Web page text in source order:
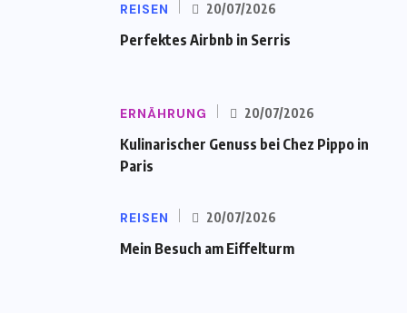
REISEN 20/07/2026
Perfektes Airbnb in Serris
ERNÄHRUNG 20/07/2026
Kulinarischer Genuss bei Chez Pippo in
Paris
REISEN 20/07/2026
Mein Besuch am Eiffelturm